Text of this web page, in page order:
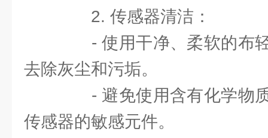
2. 传感器清洁：
- 使用干净、柔软的布轻
去除灰尘和污垢。
- 避免使用含有化学物质
传感器的敏感元件。